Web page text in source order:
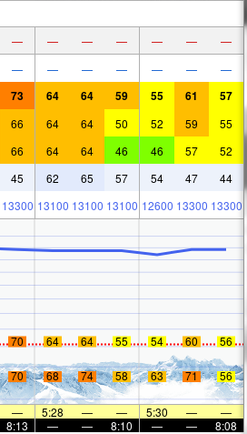
— — — — — — —
— — — — — — —
73 64 64 59 55 61 57
66 64 64 50 52 59 55
66 64 64 46 46 57 52
45 62 65 57 54 47 44
13300 13100 13100 13100 12600 13300 13300
70 64 64 55 54 60 56
70 68 74 58 63 71 56
— 5:28 — — 5:30 —
—
8:13 — — 8:10 — — 8:08